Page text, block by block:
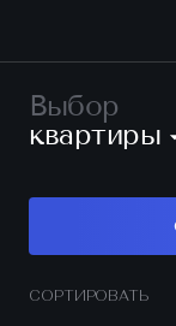
Выбор
квартиры
СОРТИРОВАТЬ